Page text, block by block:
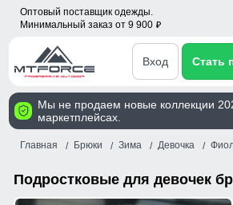
Оптовый поставщик одежды.
Минимальный заказ от 9 900 p
Вход Стать
Мы не продаем новые коллекции
маркетплейсах.
Главная Брюки Зима Девочка
Подростковые для девочек